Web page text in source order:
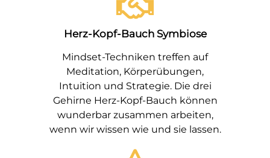
Herz-Kopf-Bauch Symbiose
Mindset-Techniken treffen auf
Meditation, Körperübungen,
Intuition und Strategie. Die drei
Gehirne Herz-Kopf-Bauch können
wunderbar zusammen arbeiten,
wenn wir wissen wie und sie lassen.